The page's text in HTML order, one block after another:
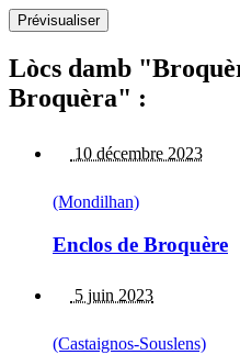
Lòcs damb
Broquèra" :
10 décembre 2023
(Mondilhan)
Enclos de Broquère
5 juin 2023
(Castaignos-Souslens)